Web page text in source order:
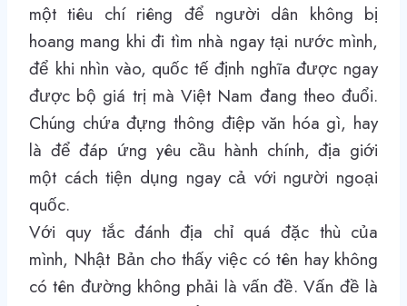
một tiêu chí riêng để người dân không bị
hoang mang khi đi tìm nhà ngay tại nước mình,
để khi nhìn vào, quốc tế định nghĩa được ngay
được bộ giá trị mà Việt Nam đang theo đuổi.
Chúng chứa đựng thông điệp văn hóa gì, hay
là để đáp ứng yêu cầu hành chính, địa giới
một cách tiện dụng ngay cả với người ngoại
quốc.
Với quy tắc đánh địa chỉ quá đặc thù của
mình, Nhật Bản cho thấy việc có tên hay không
có tên đường không phải là vấn đề. Vấn đề là